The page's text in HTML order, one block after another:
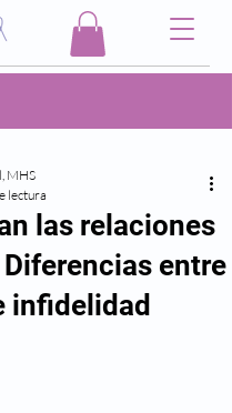
las relaciones
entre
infidelidad
MHS
lectura